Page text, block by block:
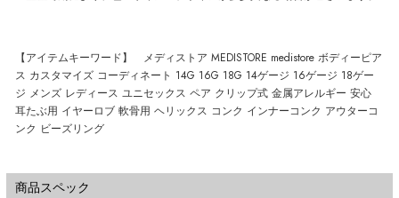
【アイテムキーワード】 メディストア MEDISTORE medistore ボディーピア
ス カスタマイズ コーディネート 14G 16G 18G 14ゲージ 16ゲージ 18ゲー
ジ メンズ レディース ユニセックス ペア クリップ式 金属アレルギー 安心
耳たぶ用 イヤーロブ 軟骨用 ヘリックス コンク インナーコンク アウターコ
ンク ビーズリング
商品スペック